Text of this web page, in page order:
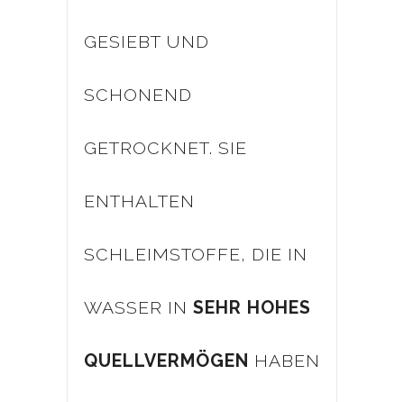
GESIEBT UND
SCHONEND
GETROCKNET. SIE
ENTHALTEN
SCHLEIMSTOFFE, DIE IN
WASSER IN SEHR HOHES
QUELLVERMÖGEN HABEN